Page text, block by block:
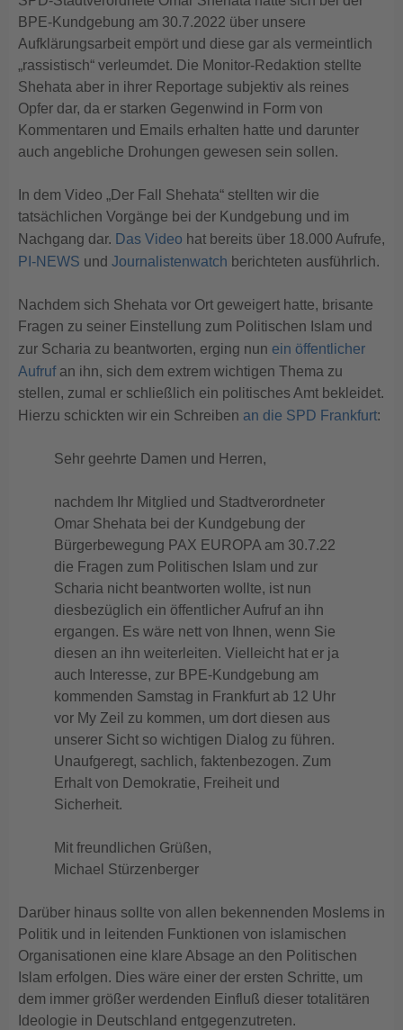
BPE-Kundgebung am 30.7.2022 über unsere
Aufklärungsarbeit empört und diese gar als vermeintlich
„rassistisch“ verleumdet. Die Monitor-Redaktion stellte
Shehata aber in ihrer Reportage subjektiv als reines
Opfer dar, da er starken Gegenwind in Form von
Kommentaren und Emails erhalten hatte und darunter
auch angebliche Drohungen gewesen sein sollen.
In dem Video „Der Fall Shehata“ stellten wir die
tatsächlichen Vorgänge bei der Kundgebung und im
Nachgang dar. Das Video hat bereits über 18.000 Aufrufe,
PI-NEWS und Journalistenwatch berichteten ausführlich.
Nachdem sich Shehata vor Ort geweigert hatte, brisante
Fragen zu seiner Einstellung zum Politischen Islam und
zur Scharia zu beantworten, erging nun ein öffentlicher
Aufrufan ihn, sich dem extrem wichtigen Thema zu
stellen, zumal er schließlich ein politisches Amt bekleidet.
Hierzu schickten wir ein Schreiben an die SPD Frankfurt:
Sehr geehrte Damen und Herren,
nachdem Ihr Mitglied und Stadtverordneter
Omar Shehata bei der Kundgebung der
Bürgerbewegung PAX EUROPA am 30.7.22
die Fragen zum Politischen Islam und zur
Scharia nicht beantworten wollte, ist nun
diesbezüglich ein öffentlicher Aufruf an ihn
ergangen. Es wäre nett von Ihnen, wenn Sie
diesen an ihn weiterleiten. Vielleicht hat er ja
auch Interesse, zur BPE-Kundgebung am
kommenden Samstag in Frankfurt ab 12 Uhr
vor My Zeil zu kommen, um dort diesen aus
unserer Sicht so wichtigen Dialog zu führen.
Unaufgeregt, sachlich, faktenbezogen. Zum
Erhalt von Demokratie, Freiheit und
Sicherheit.
Mit freundlichen Grüßen,
Michael Stürzenberger
Darüber hinaus sollte von allen bekennenden Moslems in
Politik und in leitenden Funktionen von islamischen
Organisationen eine klare Absage an den Politischen
Islam erfolgen. Dies wäre einer der ersten Schritte, um
dem immer größer werdenden Einfluß dieser totalitären
Ideologie in Deutschland entgegenzutreten.